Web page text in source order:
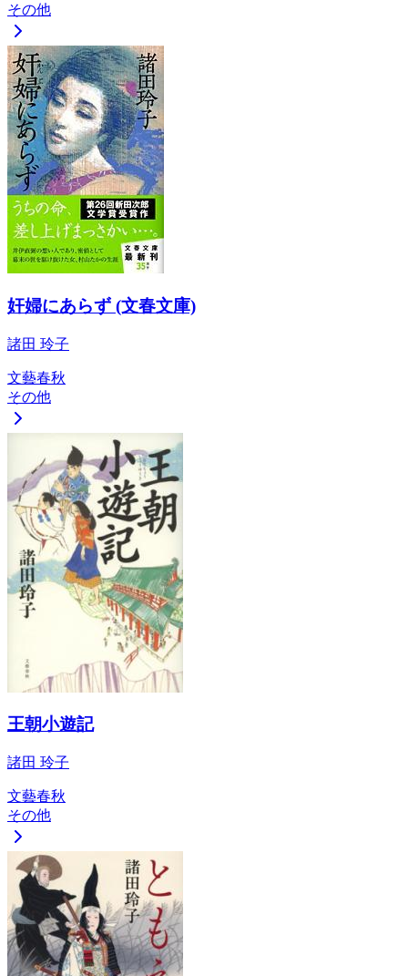
その他
奸婦にあらず (文春文庫)
諸田 玲子
文藝春秋
その他
王朝小遊記
諸田 玲子
文藝春秋
その他